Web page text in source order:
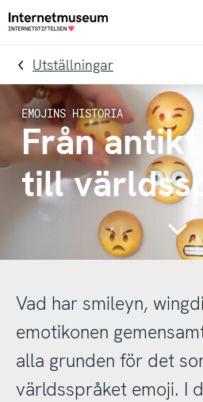
To
navigation
Till
innehållet
Till
Utställningar
Från
till
Vad har smileyn,
emotikonen
alla grunden för det
världsspråket emoji. I